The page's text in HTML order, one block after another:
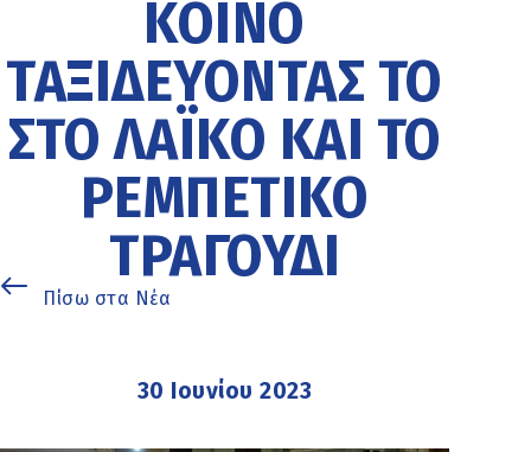
ΚΟΙΝΌ
ΤΑΞΙΔΕΎΟΝΤΆΣ ΤΟ
ΣΤΟ ΛΑΪΚΌ ΚΑΙ ΤΟ
ΡΕΜΠΈΤΙΚΟ
ΤΡΑΓΟΎΔΙ
Πίσω στα Νέα
30 Ιουνίου 2023